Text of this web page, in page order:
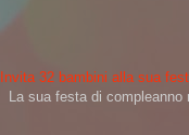
Invita 32 bambini alla sua
La sua festa di compleanno